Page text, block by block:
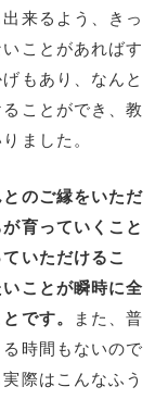
来るよう、きっ
ことがあればす
もあり、なんと
ことができ、教
ました。
のご縁をいただ
育っていくこと
いただけるこ
ことが瞬時に全
です。
また、普
時間もないので
際はこんなふう